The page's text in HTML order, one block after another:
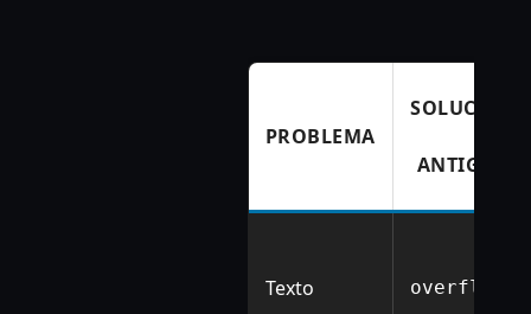
PROBLEMA
SOLUCIÓN
ANTIGUA
Texto overflow: